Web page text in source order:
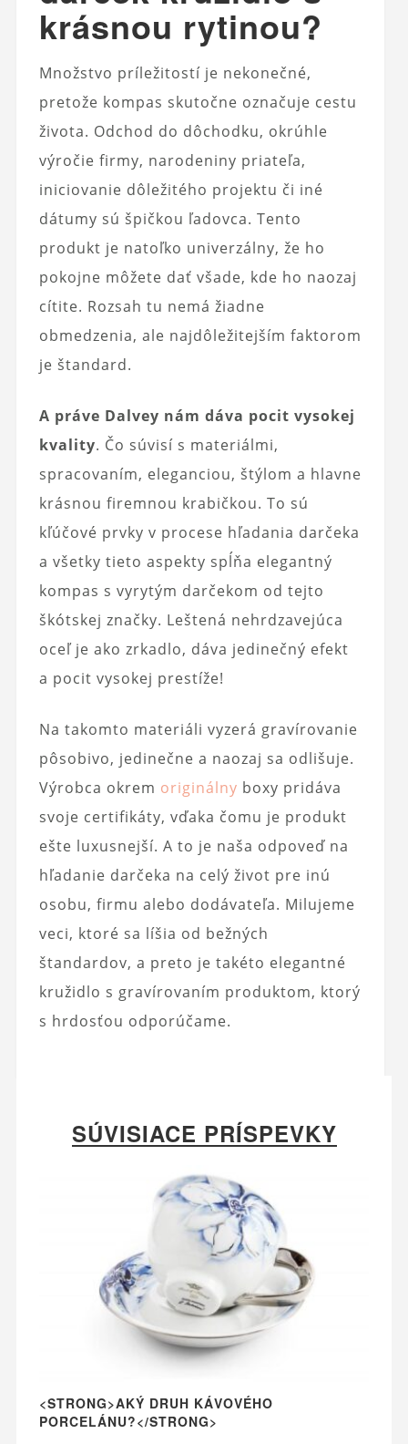
krásnou rytinou?
Množstvo príležitostí je nekonečné,
pretože kompas skutočne označuje cestu
života. Odchod do dôchodku, okrúhle
výročie firmy, narodeniny priateľa,
iniciovanie dôležitého projektu či iné
dátumy sú špičkou ľadovca. Tento
produkt je natoľko univerzálny, že ho
pokojne môžete dať všade, kde ho naozaj
cítite. Rozsah tu nemá žiadne
obmedzenia, ale najdôležitejším faktorom
je štandard.
A práve Dalvey nám dáva pocit vysokej
kvality. Čo súvisí s materiálmi,
spracovaním, eleganciou, štýlom a hlavne
krásnou firemnou krabičkou. To sú
kľúčové prvky v procese hľadania darčeka
a všetky tieto aspekty spĺňa elegantný
kompas s vyrytým darčekom od tejto
škótskej značky. Leštená nehrdzavejúca
oceľ je ako zrkadlo, dáva jedinečný efekt
a pocit vysokej prestíže!
Na takomto materiáli vyzerá gravírovanie
pôsobivo, jedinečne a naozaj sa odlišuje.
Výrobca okrem originálny boxy pridáva
svoje certifikáty, vďaka čomu je produkt
ešte luxusnejší. A to je naša odpoveď na
hľadanie darčeka na celý život pre inú
osobu, firmu alebo dodávateľa. Milujeme
veci, ktoré sa líšia od bežných
štandardov, a preto je takéto elegantné
kružidlo s gravírovaním produktom, ktorý
s hrdosťou odporúčame.
SÚVISIACE PRÍSPEVKY
<STRONG>AKÝ DRUH KÁVOVÉHO
PORCELÁNU?</STRONG>